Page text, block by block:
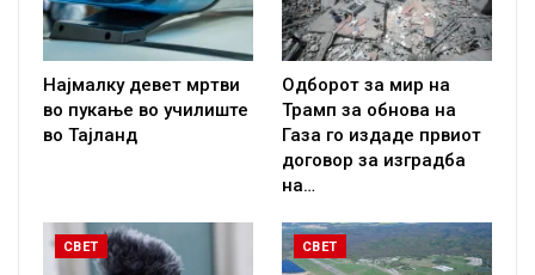
Најмалку девет мртви
во пукање во училиште
во Тајланд
Одборот за мир на
Трамп за обнова на
Газа го издаде првиот
договор за изградба
на…
СВЕТ СВЕТ